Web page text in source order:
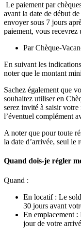
Le paiement par
avant la date de début
envoyer sous 7 jours
paiement, vous
Par Chèque-
En suivant les
noter que le montant
Sachez également que
souhaitez utiliser en
serez invité à saisir
l’éventuel complément
A noter que pour toute
la date d’arrivée, seul le
Quand dois-je régler
Quand :
En locatif : Le
30 jours avant
En emplacement
jour de votre